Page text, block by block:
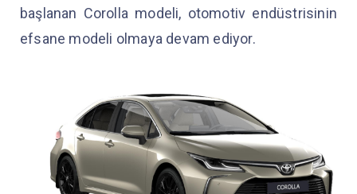
başlanan Corolla modeli, otomotiv endüstrisinin
efsane modeli olmaya devam ediyor.